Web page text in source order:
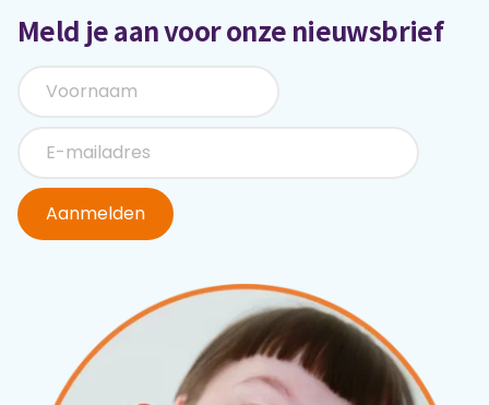
Meld je aan voor onze nieuwsbrief
Aanmelden